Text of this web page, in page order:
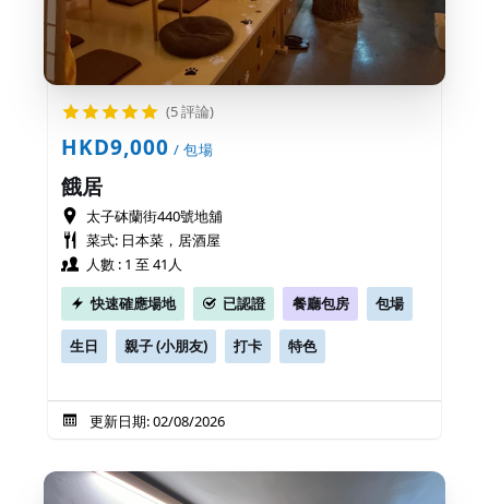
(5 評論)
HKD9,000 / 包場
餓居
太子砵蘭街440號地舖
菜式: 日本菜，居酒屋
人數 : 1 至 41人
快速確應場地
已認證 餐廳包房 包場
生日 親子 (小朋友) 打卡 特色
更新日期: 02/08/2026